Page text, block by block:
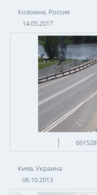
Коломна, Россия
14.05.2017
661528
Киев, Украина
06.10.2013